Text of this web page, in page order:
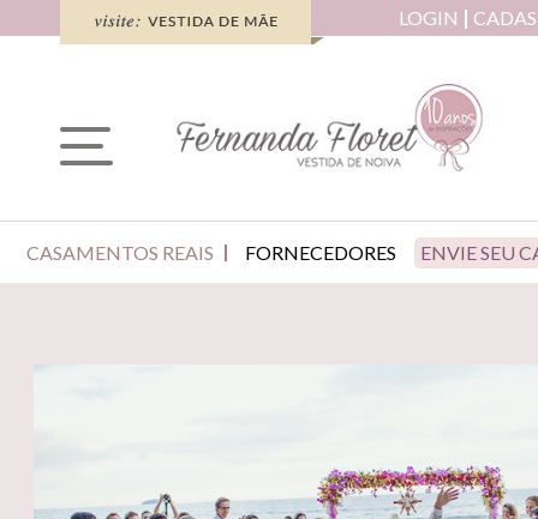
LOGIN
CASAMENTOS REAIS FORNECEDORES ENVIE SEU